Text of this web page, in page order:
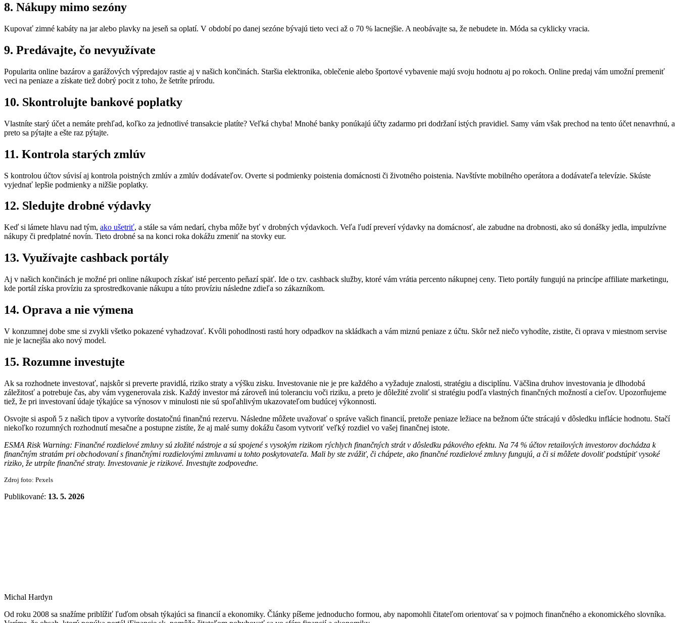
8. Nákupy mimo sezóny
Kupovať zimné kabáty na jar alebo plavky na jeseň sa oplatí. V období po danej sezóne bývajú tieto veci až o 70 % lacnejšie. A neobávajte sa, že nebudete in. Móda sa cyklicky vracia.
9. Predávajte, čo nevyužívate
Popularita online bazárov a garážových výpredajov rastie aj v našich končinách. Staršia elektronika, oblečenie alebo športové vybavenie majú svoju hodnotu aj po rokoch. Online predaj vám umožní premeniť
veci na peniaze a získate tiež dobrý pocit z toho, že šetríte prírodu.
10. Skontrolujte bankové poplatky
Vlastníte starý účet a nemáte prehľad, koľko za jednotlivé transakcie platíte? Veľká chyba! Mnohé banky ponúkajú účty zadarmo pri dodržaní istých pravidiel. Samy vám však prechod na tento účet nenavrhnú, a
preto sa pýtajte a ešte raz pýtajte.
11. Kontrola starých zmlúv
S kontrolou účtov súvisí aj kontrola poistných zmlúv a zmlúv dodávateľov. Overte si podmienky poistenia domácnosti či životného poistenia. Navštívte mobilného operátora a dodávateľa televízie. Skúste
vyjednať lepšie podmienky a nižšie poplatky.
12. Sledujte drobné výdavky
Keď si lámete hlavu nad tým, ako ušetriť, a stále sa vám nedarí, chyba môže byť v drobných výdavkoch. Veľa ľudí preverí výdavky na domácnosť, ale zabudne na drobnosti, ako sú donášky jedla, impulzívne
nákupy či predplatné novín. Tieto drobné sa na konci roka dokážu zmeniť na stovky eur.
13. Využívajte cashback portály
Aj v našich končinách je možné pri online nákupoch získať isté percento peňazí späť. Ide o tzv. cashback služby, ktoré vám vrátia percento nákupnej ceny. Tieto portály fungujú na princípe affiliate marketingu,
kde portál získa províziu za sprostredkovanie nákupu a túto províziu následne zdieľa so zákazníkom.
14. Oprava a nie výmena
V konzumnej dobe sme si zvykli všetko pokazené vyhadzovať. Kvôli pohodlnosti rastú hory odpadkov na skládkach a vám miznú peniaze z účtu. Skôr než niečo vyhodíte, zistite, či oprava v miestnom servise
nie je lacnejšia ako nový model.
15. Rozumne investujte
Ak sa rozhodnete investovať, najskôr si preverte pravidlá, riziko straty a výšku zisku. Investovanie nie je pre každého a vyžaduje znalosti, stratégiu a disciplínu. Väčšina druhov investovania je dlhodobá
záležitosť a potrebuje čas, aby vám vygenerovala zisk. Každý investor má zároveň inú toleranciu voči riziku, a preto je dôležité zvoliť si stratégiu podľa vlastných finančných možností a cieľov. Upozorňujeme
tiež, že pri investovaní údaje týkajúce sa výnosov v minulosti nie sú spoľahlivým ukazovateľom budúcej výkonnosti.
Osvojte si aspoň 5 z našich tipov a vytvoríte dostatočnú finančnú rezervu. Následne môžete uvažovať o správe vašich financií, pretože peniaze ležiace na bežnom účte strácajú v dôsledku inflácie hodnotu. Stačí
niekoľko rozumných rozhodnutí mesačne a postupne zistíte, že aj malé sumy dokážu časom vytvoriť veľký rozdiel vo vašej finančnej istote.
ESMA Risk Warning: Finančné rozdielové zmluvy sú zložité nástroje a sú spojené s vysokým rizikom rýchlych finančných strát v dôsledku pákového efektu. Na 74 % účtov retailových investorov dochádza k
finančným stratám pri obchodovaní s finančnými rozdielovými zmluvami u tohto poskytovateľa. Mali by ste zvážiť, či chápete, ako finančné rozdielové zmluvy fungujú, a či si môžete dovoliť podstúpiť vysoké
riziko, že utrpíte finančné straty. Investovanie je rizikové. Investujte zodpovedne.
Zdroj foto: Pexels
Publikované: 13. 5. 2026
Michal Hardyn
Od roku 2008 sa snažíme priblížiť ľuďom obsah týkajúci sa financií a ekonomiky. Články píšeme jednoducho formou, aby napomohli čitateľom orientovať sa v pojmoch finančného a ekonomického slovníka.